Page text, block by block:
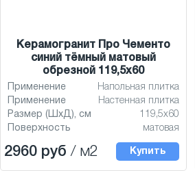
Керамогранит Про Чементо
синий тёмный матовый
обрезной 119,5x60
Применение
Напольная плитка
Применение
Настенная плитка
Размер (ШхД), см
119,5x60
Поверхность
матовая
2960 руб / м2 Купить